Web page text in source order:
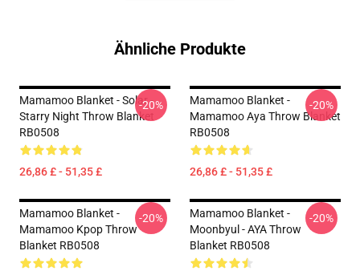
Ähnliche Produkte
Mamamoo Blanket - Solar -
Starry Night Throw Blanket
RB0508
26,86 £ - 51,35 £
-20%
Mamamoo Blanket -
Mamamoo Aya Throw Blanket
RB0508
26,86 £ - 51,35 £
-20%
Mamamoo Blanket -
Mamamoo Kpop Throw
Blanket RB0508
-20%
Mamamoo Blanket -
Moonbyul - AYA Throw
Blanket RB0508
-20%